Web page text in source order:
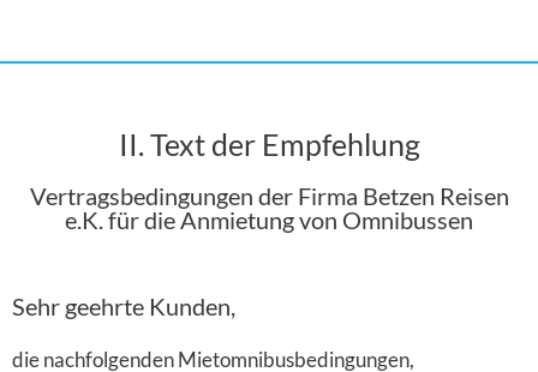
II. Text der Empfehlung
Vertragsbedingungen der Firma Betzen Reisen
e.K. für die Anmietung von Omnibussen
Sehr geehrte Kunden,
die nachfolgenden Mietomnibusbedingungen,